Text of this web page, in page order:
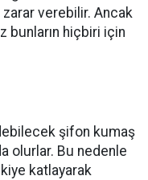
zarar verebilir. Ancak
bunların hiçbiri için
şifon kumaş
olurlar. Bu nedenle
katlayarak